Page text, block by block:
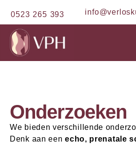
inhoud
0523 265 393
Onderzoeken
We bieden verschillende
Denk aan eenecho, prenatale